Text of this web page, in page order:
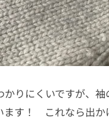
かりにくいですが、袖
ます！ これなら出か